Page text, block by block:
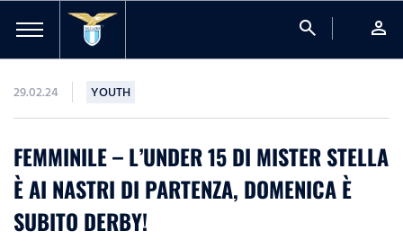
search person
29.02.24 YOUTH
FEMMINILE – L’UNDER 15 DI MISTER STELLA
È AI NASTRI DI PARTENZA, DOMENICA È
SUBITO DERBY!